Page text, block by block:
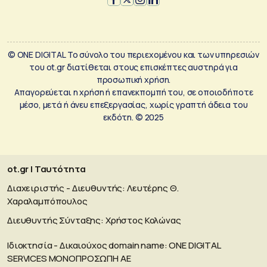
© ONE DIGITAL Το σύνολο του περιεχομένου και των υπηρεσιών
του ot.gr διατίθεται στους επισκέπτες αυστηρά για
προσωπική χρήση.
Απαγορεύεται η χρήση ή επανεκπομπή του, σε οποιοδήποτε
μέσο, μετά ή άνευ επεξεργασίας, χωρίς γραπτή άδεια του
εκδότη. © 2025
ot.gr | Ταυτότητα
Διαχειριστής - Διευθυντής: Λευτέρης Θ.
Χαραλαμπόπουλος
Διευθυντής Σύνταξης: Χρήστος Κολώνας
Ιδιοκτησία - Δικαιούχος domain name: ΟΝΕ DIGITAL
SERVICES MONOΠΡΟΣΩΠΗ ΑΕ